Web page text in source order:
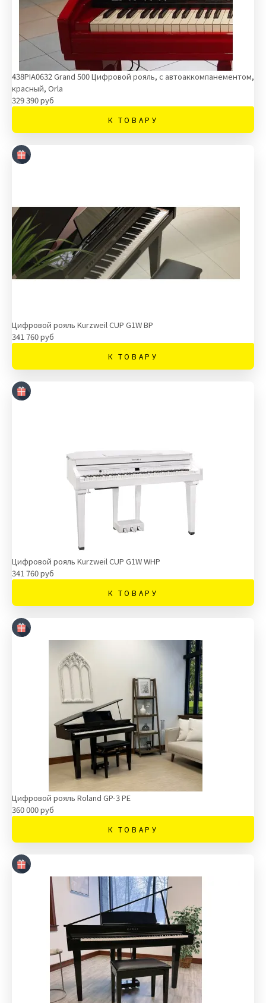
438PIA0632 Grand 500 Цифровой рояль, с автоаккомпанементом,
красный, Orla
329 390 руб
К ТОВАРУ
Цифровой рояль Kurzweil CUP G1W BP
341 760 руб
К ТОВАРУ
Цифровой рояль Kurzweil CUP G1W WHP
341 760 руб
К ТОВАРУ
Цифровой рояль Roland GP-3 PE
360 000 руб
К ТОВАРУ